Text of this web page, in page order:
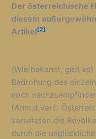
Der österreichische
diesem
Artikel[2]
(Wie bekannt, gibt es)
Bedrohung des
noch
(Anm.d.Verf.:
versetzten die
durch die unglückliche